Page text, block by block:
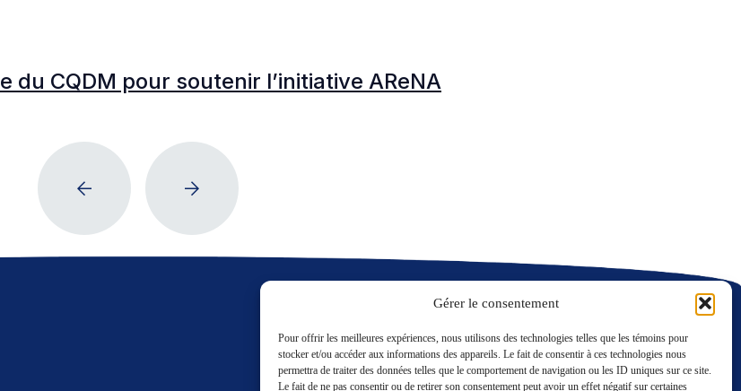
Gérer le consentement
Pour offrir les meilleures expériences, nous utilisons des technologies telles que les témoins pour
stocker et/ou accéder aux informations des appareils. Le fait de consentir à ces technologies nous
permettra de traiter des données telles que le comportement de navigation ou les ID uniques sur ce site.
Le fait de ne pas consentir ou de retirer son consentement peut avoir un effet négatif sur certaines
du CQDM pour soutenir l’initiative AReNA
LinkedIn Twitter